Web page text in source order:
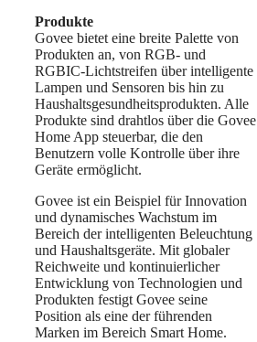
Produkte
Govee bietet eine breite Palette von
Produkten an, von RGB- und
RGBIC-Lichtstreifen über intelligente
Lampen und Sensoren bis hin zu
Haushaltsgesundheitsprodukten. Alle
Produkte sind drahtlos über die Govee
Home App steuerbar, die den
Benutzern volle Kontrolle über ihre
Geräte ermöglicht.
Govee ist ein Beispiel für Innovation
und dynamisches Wachstum im
Bereich der intelligenten Beleuchtung
und Haushaltsgeräte. Mit globaler
Reichweite und kontinuierlicher
Entwicklung von Technologien und
Produkten festigt Govee seine
Position als eine der führenden
Marken im Bereich Smart Home.